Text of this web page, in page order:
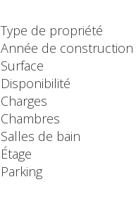
Type de propriété
Année de construction
Surface
Disponibilité
Charges
Chambres
Salles de bain
Étage
Parking